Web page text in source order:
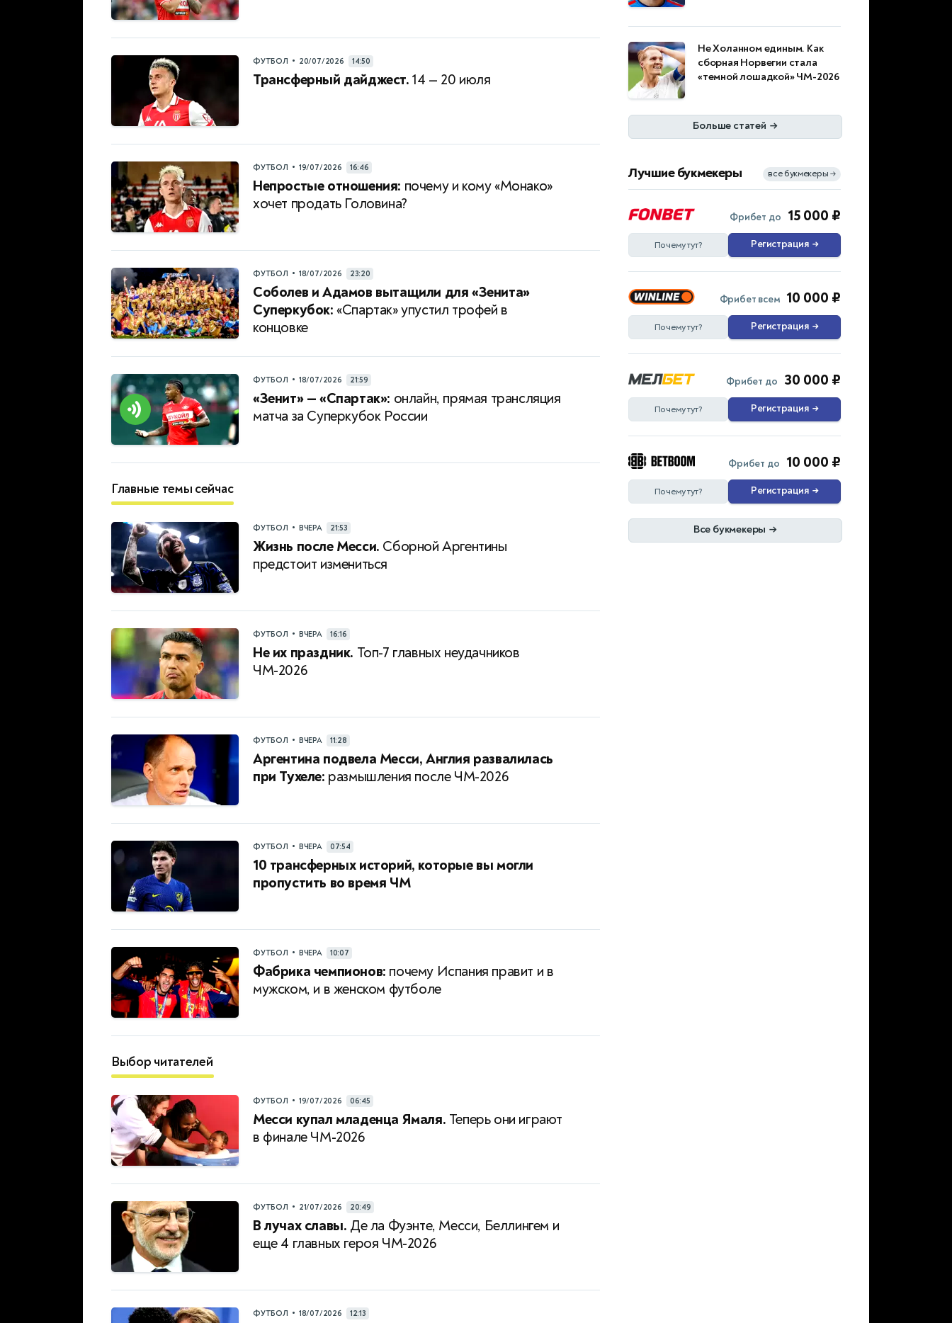
ФУТБОЛ • 20/07/2026 14:50
Трансферный дайджест. 14 — 20 июля
ФУТБОЛ • 19/07/2026 16:46
Непростые отношения: почему и кому «Монако»
хочет продать Головина?
ФУТБОЛ • 18/07/2026 23:20
Соболев и Адамов вытащили для «Зенита»
Суперкубок: «Спартак» упустил трофей в
концовке
ФУТБОЛ • 18/07/2026 21:59
«Зенит» — «Спартак»: онлайн, прямая трансляция
матча за Суперкубок России
Главные темы сейчас
ФУТБОЛ • ВЧЕРА 21:53
Жизнь после Месси. Сборной Аргентины
предстоит измениться
ФУТБОЛ • ВЧЕРА 16:16
Не их праздник. Топ-7 главных неудачников
ЧМ-2026
ФУТБОЛ • ВЧЕРА 11:28
Аргентина подвела Месси, Англия развалилась
при Тухеле: размышления после ЧМ-2026
ФУТБОЛ • ВЧЕРА 07:54
10 трансферных историй, которые вы могли
пропустить во время ЧМ
ФУТБОЛ • ВЧЕРА 10:07
Фабрика чемпионов: почему Испания правит и в
мужском, и в женском футболе
Выбор читателей
ФУТБОЛ • 19/07/2026 06:45
Месси купал младенца Ямаля. Теперь они играют
в финале ЧМ-2026
ФУТБОЛ • 21/07/2026 20:49
В лучах славы. Де ла Фуэнте, Месси, Беллингем и
еще 4 главных героя ЧМ-2026
ФУТБОЛ • 18/07/2026 12:13
Не Холанном единым. Как
сборная Норвегии стала
«темной лошадкой» ЧМ-2026
Больше статей →
Лучшие букмекеры все букмекеры →
Фрибет до 15 000 ₽
Почему тут? Регистрация →
Фрибет всем 10 000 ₽
Почему тут? Регистрация →
Фрибет до 30 000 ₽
Почему тут? Регистрация →
Фрибет до 10 000 ₽
Почему тут? Регистрация →
Все букмекеры →